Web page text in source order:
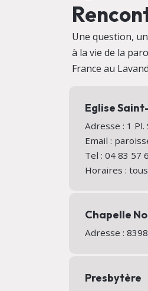
Une question,
à la vie de la
France au
Eglise
Adresse : 1
Email :
Tel : 04 83 57
Horaires :
Chapelle
Adresse :
Presbytère